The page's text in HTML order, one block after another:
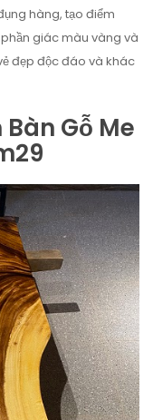
hàng, tạo điểm
giác màu vàng và
đẹp độc đáo và khác
Gỗ Me